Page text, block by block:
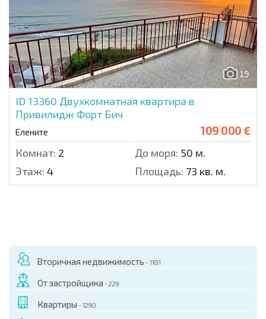
19
ID 13360 Двухкомнатная квартира в
Привилидж Форт Бич
Елените 109 000 €
Комнат: 2 До моря: 50 м.
Этаж: 4 Площадь: 73 кв. м.
Вторичная недвижимость - 1181
От застройщика - 229
Квартиры - 1290